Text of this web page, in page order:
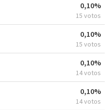
0,10%
15 votos
0,10%
15 votos
0,10%
14 votos
0,10%
14 votos